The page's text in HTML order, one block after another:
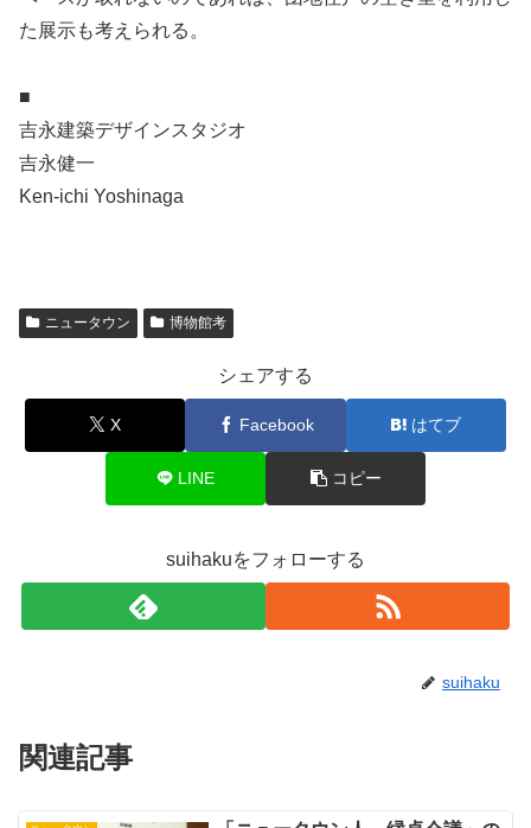
た展示も考えられる。
■
吉永建築デザインスタジオ
吉永健一
Ken-ichi Yoshinaga
ニュータウン 博物館考
シェアする
X Facebook はてブ
LINE コピー
suihakuをフォローする
suihaku
関連記事